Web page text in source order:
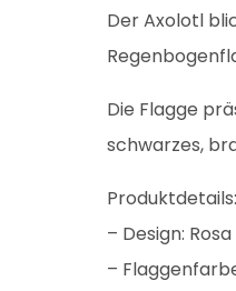
Der Axolotl
Die Flagge
schwarzes,
Produktdetails:
– Design:
–